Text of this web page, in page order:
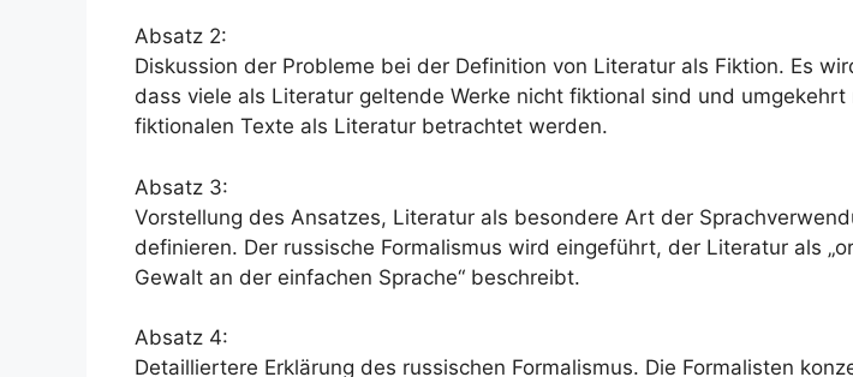
Absatz 2:
Diskussion der Probleme bei der Definition von Literatur als Fiktion. Es
dass viele als Literatur geltende Werke nicht fiktional sind und umgekehrt
fiktionalen Texte als Literatur betrachtet werden.
Absatz 3:
Vorstellung des Ansatzes, Literatur als besondere Art der
definieren. Der russische Formalismus wird eingeführt, der Literatur als
Gewalt an der einfachen Sprache“ beschreibt.
Absatz 4:
Detailliertere Erklärung des russischen Formalismus. Die Formalisten